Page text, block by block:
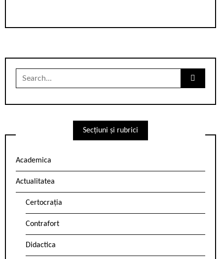
Search
Secțiuni și rubrici
Academica
Actualitatea
Certocrația
Contrafort
Didactica